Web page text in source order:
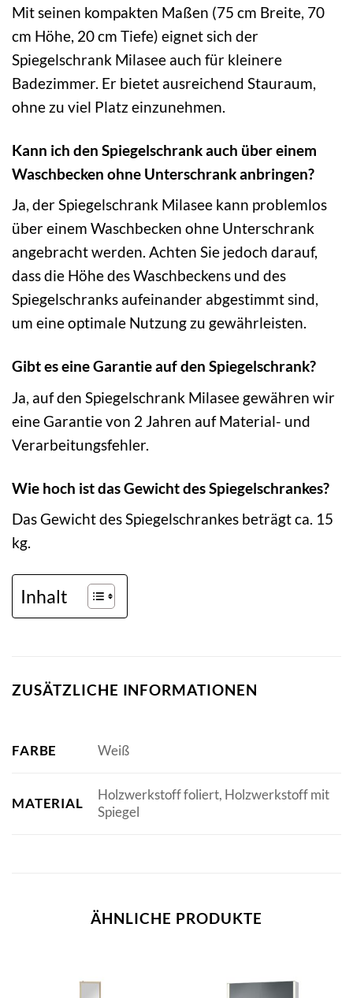
Mit seinen kompakten Maßen (75 cm Breite, 70
cm Höhe, 20 cm Tiefe) eignet sich der
Spiegelschrank Milasee auch für kleinere
Badezimmer. Er bietet ausreichend Stauraum,
ohne zu viel Platz einzunehmen.
Kann ich den Spiegelschrank auch über einem
Waschbecken ohne Unterschrank anbringen?
Ja, der Spiegelschrank Milasee kann problemlos
über einem Waschbecken ohne Unterschrank
angebracht werden. Achten Sie jedoch darauf,
dass die Höhe des Waschbeckens und des
Spiegelschranks aufeinander abgestimmt sind,
um eine optimale Nutzung zu gewährleisten.
Gibt es eine Garantie auf den Spiegelschrank?
Ja, auf den Spiegelschrank Milasee gewähren wir
eine Garantie von 2 Jahren auf Material- und
Verarbeitungsfehler.
Wie hoch ist das Gewicht des Spiegelschrankes?
Das Gewicht des Spiegelschrankes beträgt ca. 15
kg.
Inhalt
ZUSÄTZLICHE INFORMATIONEN
FARBE Weiß
MATERIAL
Holzwerkstoff foliert, Holzwerkstoff mit
Spiegel
ÄHNLICHE PRODUKTE